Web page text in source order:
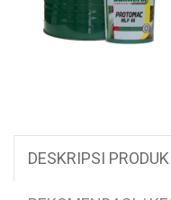
DESKRIPSI PRODUK